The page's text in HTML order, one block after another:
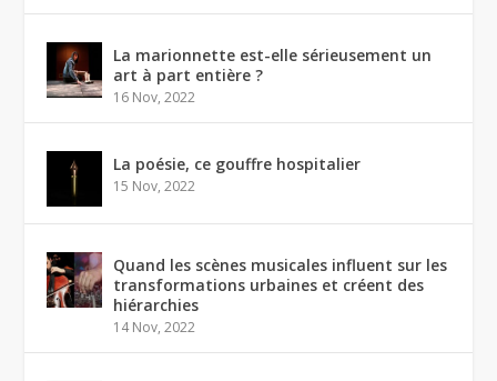
La marionnette est-elle sérieusement un
art à part entière ?
16 Nov, 2022
La poésie, ce gouffre hospitalier
15 Nov, 2022
Quand les scènes musicales influent sur les
transformations urbaines et créent des
hiérarchies
14 Nov, 2022